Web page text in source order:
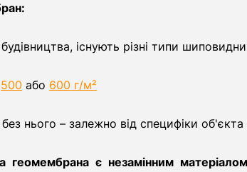
існують різні типи
500 або 600 г/м²
нього – залежно від специфіки об'єкта
геомембрана є незамінним